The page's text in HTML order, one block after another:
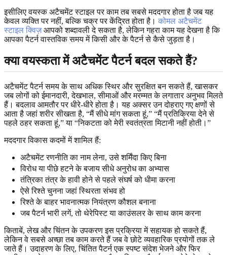
इसीलिए वयस्क अटैचमेंट स्टाइल पर काम तब सबसे मददगार होता है जब यह
केवल व्यक्ति पर नहीं, बल्कि चक्र पर केंद्रित होता है। कोमल अटैचमेंट
स्टाइल क्विज़आपको शब्दावली दे सकता है, लेकिन गहरा काम यह देखना है कि
आपका पैटर्न वास्तविक समय में किसी और के पैटर्न से कैसे जुड़ता है।
क्या वयस्कता में अटैचमेंट पैटर्न बदल सकते हैं?
अटैचमेंट पैटर्न समय के साथ अधिक स्थिर और सुरक्षित बन सकते हैं, खासकर
जब लोगों को ईमानदारी, देखभाल, सीमाओं और मरम्मत के लगातार अनुभव मिलते
हैं। बदलाव आमतौर पर धीरे-धीरे होता है। यह अक्सर उन दोहराए गए क्षणों से
आता है जहां शरीर सीखता है, “मैं सीधे मांग सकता हूं,” “मैं प्रतिक्रिया देने से
पहले ठहर सकता हूं,” या “निकटता को मेरी स्वतंत्रता मिटानी नहीं होती।”
मददगार विकास कदमों में शामिल हैं:
अटैचमेंट रणनीति का नाम लेना, उसे शर्मिंदा किए बिना
विरोध या पीछे हटने के बजाय सीधे अनुरोध का अभ्यास
तंत्रिका तंत्र के हावी होने से पहले संघर्ष को धीमा करना
ऐसे रिश्ते चुनना जहां स्थिरता संभव हो
रिश्ते के बाहर भावनात्मक नियंत्रण कौशल बनाना
जब पैटर्न भारी लगें, तो थेरेपिस्ट या काउंसलर के साथ काम करना
किताबें, लेख और चिंतन के उपकरण इस प्रक्रिया में सहायक हो सकते हैं,
लेकिन वे सबसे अच्छा तब काम करते हैं जब वे छोटे व्यवहारिक प्रयोगों तक ले
जाते हैं। उदाहरण के लिए, चिंतित पैटर्न एक स्पष्ट संदेश भेजने और फिर